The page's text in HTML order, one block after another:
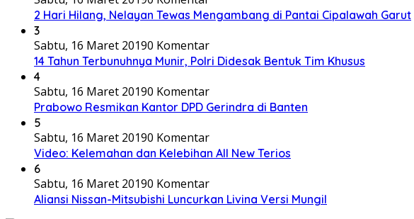
2 Hari Hilang, Nelayan Tewas Mengambang di Pantai Cipalawah Garut
3
Sabtu, 16 Maret 20190 Komentar
14 Tahun Terbunuhnya Munir, Polri Didesak Bentuk Tim Khusus
4
Sabtu, 16 Maret 20190 Komentar
Prabowo Resmikan Kantor DPD Gerindra di Banten
5
Sabtu, 16 Maret 20190 Komentar
Video: Kelemahan dan Kelebihan All New Terios
6
Sabtu, 16 Maret 20190 Komentar
Aliansi Nissan-Mitsubishi Luncurkan Livina Versi Mungil